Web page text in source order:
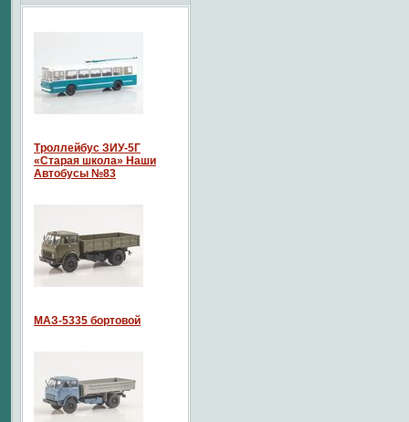
Троллейбус ЗИУ-5Г
«Старая школа» Наши
Автобусы №83
МАЗ-5335 бортовой